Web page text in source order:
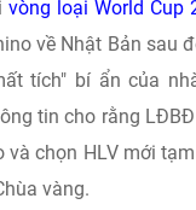
vòng loại World Cup
về Nhật Bản sau
tích" bí ẩn của
tin cho rằng
và chọn HLV mới
vàng.